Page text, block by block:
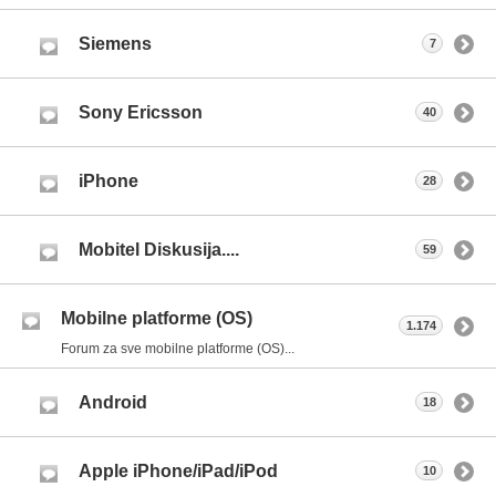
Siemens 7
Sony Ericsson 40
iPhone 28
Mobitel Diskusija.... 59
Mobilne platforme (OS)
Forum za sve mobilne platforme (OS)...
1.174
Android 18
Apple iPhone/iPad/iPod 10